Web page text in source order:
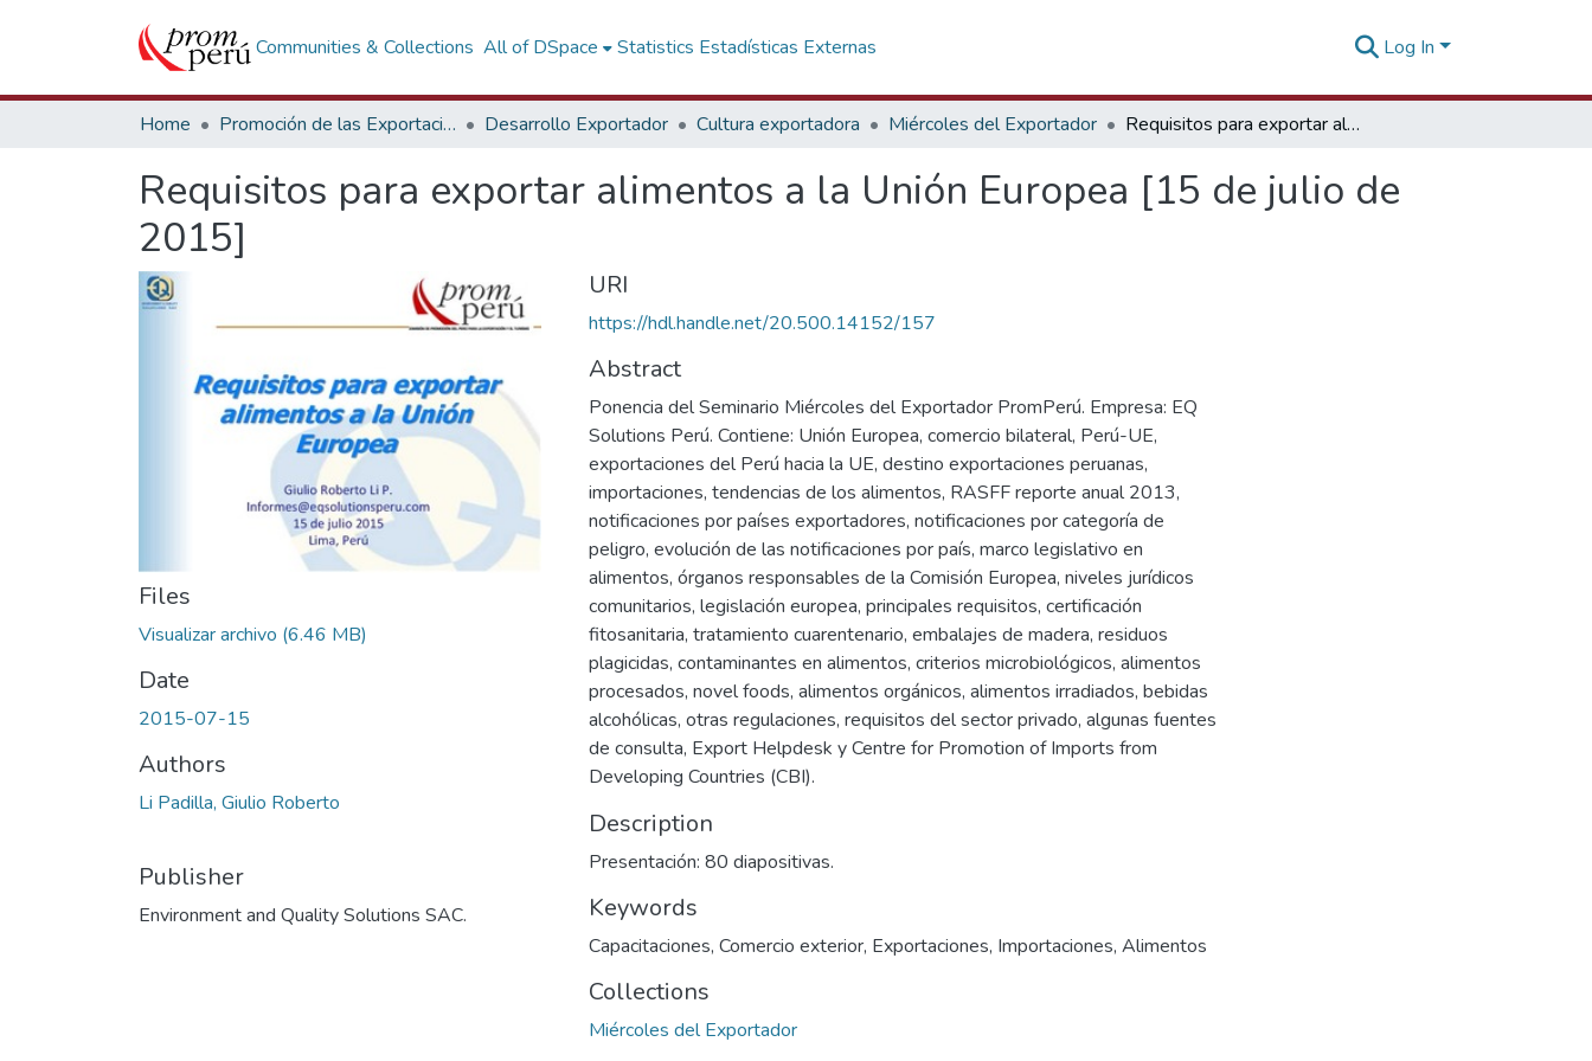
Communities & Collections All of DSpace Statistics Estadísticas Externas Log In
Home Promoción de las Exportaciones Desarrollo Exportador Cultura exportadora Miércoles del Exportador Requisitos para exportar alimentos a la Unión Europea [15 de julio de 2015]
Requisitos para exportar alimentos a la Unión Europea [15 de julio de
2015]
Files
Visualizar archivo (6.46 MB)
Date
2015-07-15
Authors
Li Padilla, Giulio Roberto
Publisher
Environment and Quality Solutions SAC.
URI
https://hdl.handle.net/20.500.14152/157
Abstract
Ponencia del Seminario Miércoles del Exportador PromPerú. Empresa: EQ
Solutions Perú. Contiene: Unión Europea, comercio bilateral, Perú-UE,
exportaciones del Perú hacia la UE, destino exportaciones peruanas,
importaciones, tendencias de los alimentos, RASFF reporte anual 2013,
notificaciones por países exportadores, notificaciones por categoría de
peligro, evolución de las notificaciones por país, marco legislativo en
alimentos, órganos responsables de la Comisión Europea, niveles jurídicos
comunitarios, legislación europea, principales requisitos, certificación
fitosanitaria, tratamiento cuarentenario, embalajes de madera, residuos
plagicidas, contaminantes en alimentos, criterios microbiológicos, alimentos
procesados, novel foods, alimentos orgánicos, alimentos irradiados, bebidas
alcohólicas, otras regulaciones, requisitos del sector privado, algunas fuentes
de consulta, Export Helpdesk y Centre for Promotion of Imports from
Developing Countries (CBI).
Description
Presentación: 80 diapositivas.
Keywords
Capacitaciones, Comercio exterior, Exportaciones, Importaciones, Alimentos
Collections
Miércoles del Exportador